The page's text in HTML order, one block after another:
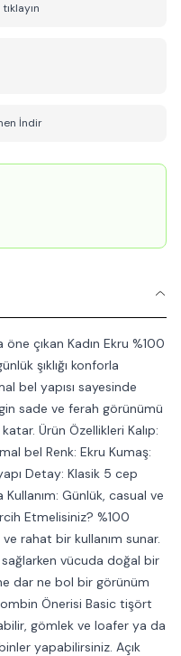
İndir
çıkan Kadın Ekru %100
şıklığı konforla
bel yapısı sayesinde
sade ve ferah görünümü
Ürün Özellikleri Kalıp:
bel Renk: Ekru Kumaş:
Detay: Klasik 5 cep
Günlük, casual ve
Etmelisiniz? %100
rahat bir kullanım sunar.
vücuda doğal bir
dar ne bol bir görünüm
Önerisi Basic tişört
gömlek ve loafer ya da
yapabilirsiniz. Açık